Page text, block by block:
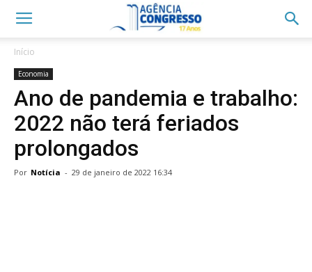
Início
Economia
Ano de pandemia e trabalho:
2022 não terá feriados
prolongados
Por Notícia - 29 de janeiro de 2022 16:34